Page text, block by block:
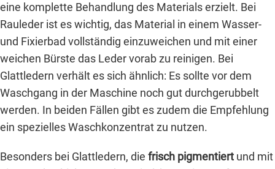
eine komplette Behandlung des Materials erzielt. Bei
Rauleder ist es wichtig, das Material in einem Wasser-
und Fixierbad vollständig einzuweichen und mit einer
weichen Bürste das Leder vorab zu reinigen. Bei
Glattledern verhält es sich ähnlich: Es sollte vor dem
Waschgang in der Maschine noch gut durchgerubbelt
werden. In beiden Fällen gibt es zudem die Empfehlung
ein spezielles Waschkonzentrat zu nutzen.
Besonders bei Glattledern, die frisch pigmentiert und mit